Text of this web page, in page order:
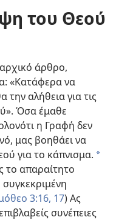
του Θεού
άρθρο,
«Κατάφερα να
αλήθεια για τις
Όσα έμαθε
η Γραφή δεν
μας βοηθάει να
για το κάπνισμα. *
το απαραίτητο
3:16, 17) Ας
συνέπειες